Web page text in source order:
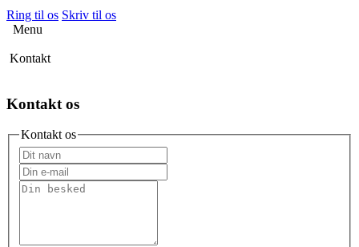
Ring til os Skriv til os
Menu
Kontakt
Kontakt os
Kontakt os